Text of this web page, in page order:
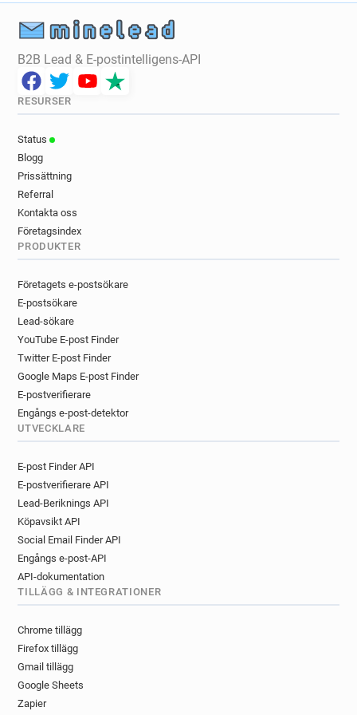
c************@hackney.gov.uk
n***********@hackney.gov.uk
r************@hackney.gov.uk
v******@hackney.gov.uk
h******@hackney.gov.uk
c********@hackney.gov.uk
l*******@hackney.gov.uk
l*********@hackney.gov.uk
e************@hackney.gov.uk
b********@hackney.gov.uk
f*****@hackney.gov.uk
u***********@hackney.gov.uk
d*********@hackney.gov.uk
v***********@hackney.gov.uk
y***********@hackney.gov.uk
k***********@hackney.gov.uk
g*****@hackney.gov.uk
o************@hackney.gov.uk
n******@hackney.gov.uk
b************@hackney.gov.uk
z**********@hackney.gov.uk
w*********@hackney.gov.uk
y*******@hackney.gov.uk
h********@hackney.gov.uk
m***********@hackney.gov.uk
p**********@hackney.gov.uk
m********@hackney.gov.uk
p*********@hackney.gov.uk
h**********@hackney.gov.uk
d***********@hackney.gov.uk
h********@hackney.gov.uk
B2B Lead & E-postintelligens-API
RESURSER
Status
Blogg
Prissättning
Referral
Kontakta oss
Företagsindex
PRODUKTER
Företagets e-postsökare
E-postsökare
Lead-sökare
YouTube E-post Finder
Twitter E-post Finder
Google Maps E-post Finder
E-postverifierare
Engångs e-post-detektor
UTVECKLARE
E-post Finder API
E-postverifierare API
Lead-Beriknings API
Köpavsikt API
Social Email Finder API
Engångs e-post-API
API-dokumentation
TILLÄGG & INTEGRATIONER
Chrome tillägg
Firefox tillägg
Gmail tillägg
Google Sheets
Zapier